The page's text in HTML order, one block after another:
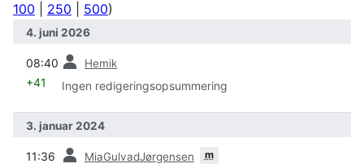
100
250 500)
4. juni 2026
08:40 Hemik
+41 Ingen redigeringsopsummering
3. januar 2024
11:36 MiaGulvadJørgensen m